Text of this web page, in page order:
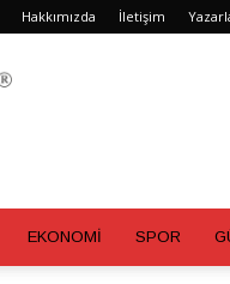
Hakkımızda İletişim
EKONOMİ SPOR